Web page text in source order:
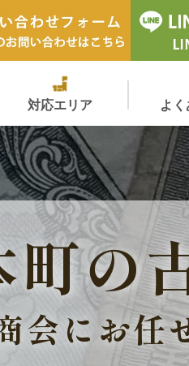
対応エリア よ
の
会にお任